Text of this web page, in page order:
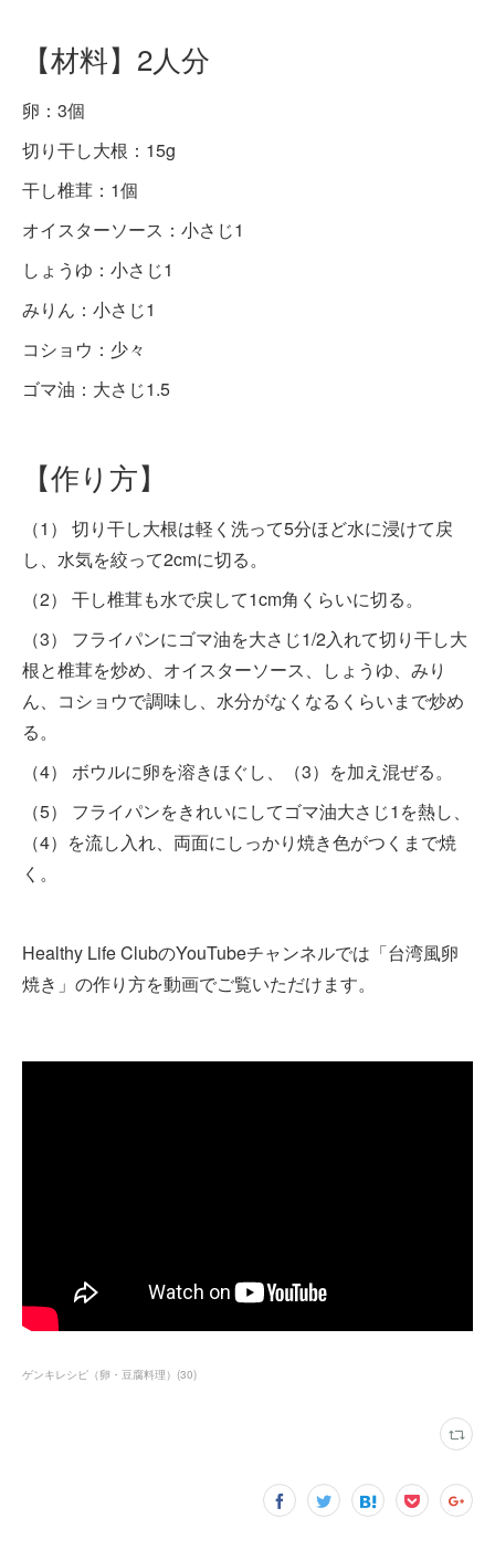
【材料】2人分
卵：3個
切り干し大根：15g
干し椎茸：1個
オイスターソース：小さじ1
しょうゆ：小さじ1
みりん：小さじ1
コショウ：少々
ゴマ油：大さじ1.5
【作り方】
（1） 切り干し大根は軽く洗って5分ほど水に浸けて戻
し、水気を絞って2cmに切る。
（2） 干し椎茸も水で戻して1cm角くらいに切る。
（3） フライパンにゴマ油を大さじ1/2入れて切り干し大
根と椎茸を炒め、オイスターソース、しょうゆ、みり
ん、コショウで調味し、水分がなくなるくらいまで炒め
る。
（4） ボウルに卵を溶きほぐし、（3）を加え混ぜる。
（5） フライパンをきれいにしてゴマ油大さじ1を熱し、
（4）を流し入れ、両面にしっかり焼き色がつくまで焼
く。
Healthy Life ClubのYouTubeチャンネルでは「台湾風卵
焼き」の作り方を動画でご覧いただけます。
ゲンキレシピ（卵・豆腐料理） (30)